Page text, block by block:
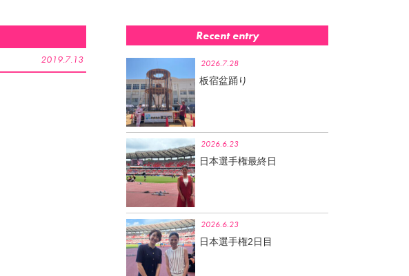
2019.7.13
Recent entry
2026.7.28
板宿盆踊り
2026.6.23
日本選手権最終日
2026.6.23
日本選手権2日目